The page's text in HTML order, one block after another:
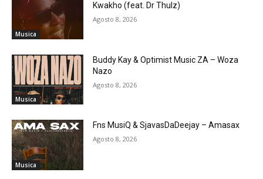
Musica
Kwakho (feat. Dr Thulz)
Agosto 8, 2026
Musica
Buddy Kay & Optimist Music ZA – Woza
Nazo
Agosto 8, 2026
Musica
Fns MusiQ & SjavasDaDeejay – Amasax
Agosto 8, 2026